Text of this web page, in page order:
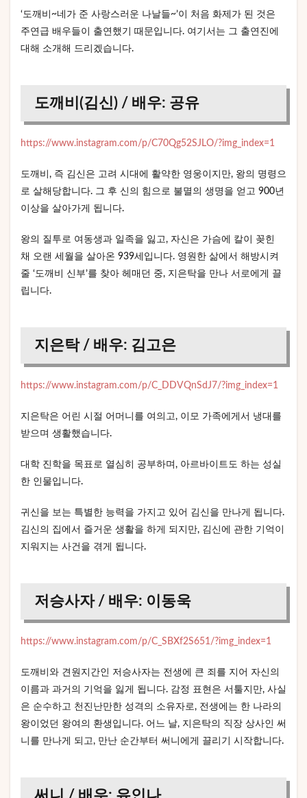
‘도깨비~네가 준 사랑스러운 나날들~’이 처음 화제가 된 것은
주연급 배우들이 출연했기 때문입니다. 여기서는 그 출연진에
대해 소개해 드리겠습니다.
도깨비(김신) / 배우: 공유
https://www.instagram.com/p/C70Qg52SJLO/?img_index=1
도깨비, 즉 김신은 고려 시대에 활약한 영웅이지만, 왕의 명령으
로 살해당합니다. 그 후 신의 힘으로 불멸의 생명을 얻고 900년
이상을 살아가게 됩니다.
왕의 질투로 여동생과 일족을 잃고, 자신은 가슴에 칼이 꽂힌
채 오랜 세월을 살아온 939세입니다. 영원한 삶에서 해방시켜
줄 ‘도깨비 신부’를 찾아 헤매던 중, 지은탁을 만나 서로에게 끌
립니다.
지은탁 / 배우: 김고은
https://www.instagram.com/p/C_DDVQnSdJ7/?img_index=1
지은탁은 어린 시절 어머니를 여의고, 이모 가족에게서 냉대를
받으며 생활했습니다.
대학 진학을 목표로 열심히 공부하며, 아르바이트도 하는 성실
한 인물입니다.
귀신을 보는 특별한 능력을 가지고 있어 김신을 만나게 됩니다.
김신의 집에서 즐거운 생활을 하게 되지만, 김신에 관한 기억이
지워지는 사건을 겪게 됩니다.
저승사자 / 배우: 이동욱
https://www.instagram.com/p/C_SBXf2S651/?img_index=1
도깨비와 견원지간인 저승사자는 전생에 큰 죄를 지어 자신의
이름과 과거의 기억을 잃게 됩니다. 감정 표현은 서툴지만, 사실
은 순수하고 천진난만한 성격의 소유자로, 전생에는 한 나라의
왕이었던 왕여의 환생입니다. 어느 날, 지은탁의 직장 상사인 써
니를 만나게 되고, 만난 순간부터 써니에게 끌리기 시작합니다.